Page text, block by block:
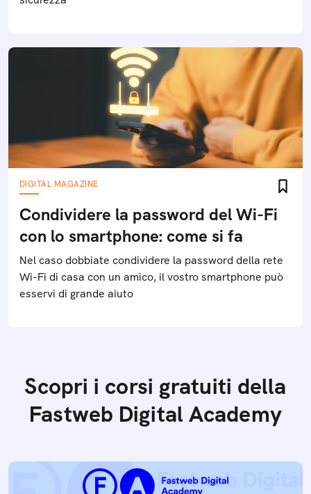
DIGITAL MAGAZINE
Condividere la password del Wi-Fi
con lo smartphone: come si fa
Nel caso dobbiate condividere la password della rete
Wi-Fi di casa con un amico, il vostro smartphone può
esservi di grande aiuto
Scopri i corsi gratuiti della
Fastweb Digital Academy